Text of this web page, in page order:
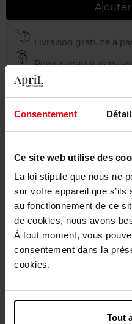
Consentement
Ce site web utilise des
La loi stipule que nous ne
sur votre appareil que
au fonctionnement de ce
de cookies, nous avons
À tout moment, vous
consentement dans la
cookies.
Tout
Livraison gratuite à
Retour gratuit dans
Emballage cadeau
Description
Caractéristiques
Avis client Politique